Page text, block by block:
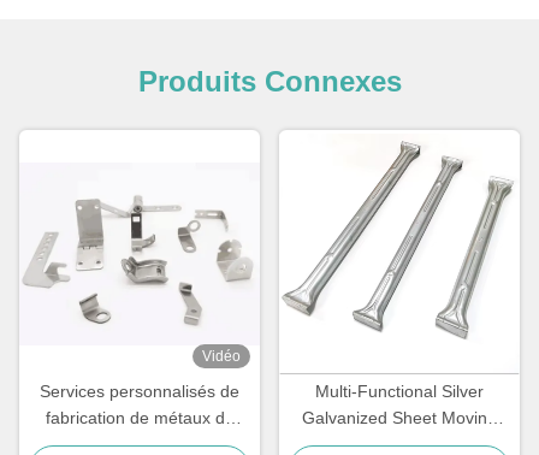
Produits Connexes
Vidéo
Services personnalisés de
fabrication de métaux de
précision Anodisation
Multi-Functional Silver
Galvanized Sheet Moving
Wardrobe with Removable